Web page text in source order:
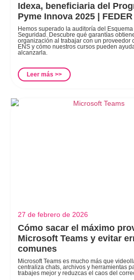
Idexa, beneficiaria del
Pyme Innova 2025 |
Hemos superado la auditoría del
Seguridad. Descubre qué garantías
organización al trabajar con un proveedor
ENS y cómo nuestros cursos pueden
alcanzarla.
Leer más >>
27 de febrero de 2026
Cómo sacar el máximo
Microsoft Teams y evitar
comunes
Microsoft Teams es mucho más que
centraliza chats, archivos y herramientas
trabajes mejor y reduzcas el caos del